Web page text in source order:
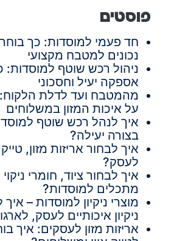
פוסטים
חד פעמי למוסדות: כך
נכונים למטבח מקצועי
ניהול רכש שוטף למוסדות:
אספקה יעיל וחסכוני
מהמטבח ועד לדלת
על איכות המזון במשלוחים
איך לנהל רכש שוטף
בצורה יעילה?
איך לבחור אריזות מזון,
לעסק?
איך לבחור ציוד, חומרי
מתכלים למוסדות?
מוצרי ניקיון למוסדות –
ניקיון איכותיים לעסק,
אריזות מזון לעסקים: איך